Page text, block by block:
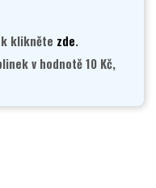
klikněte zde.
v hodnotě 10 Kč,